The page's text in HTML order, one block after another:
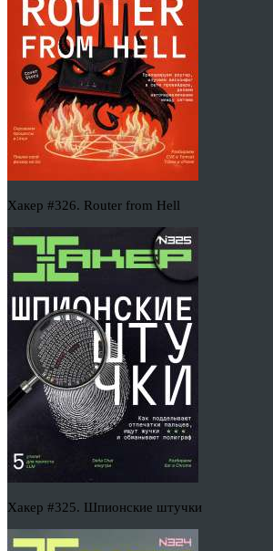
Хакер #326. Router from Hell
Хакер #325. Шпионские штучки